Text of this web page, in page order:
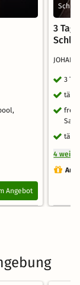
Angebot
3
3
freie
4